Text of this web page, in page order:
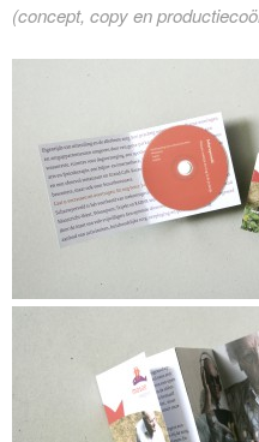
(concept, copy en